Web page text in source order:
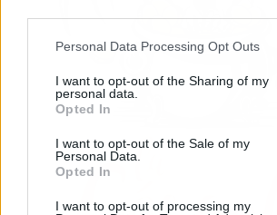
Personal Data Processing Opt Outs
I want to opt-out of the Sharing of my
personal data.
Opted In
I want to opt-out of the Sale of my
Personal Data.
Opted In
I want to opt-out of processing my